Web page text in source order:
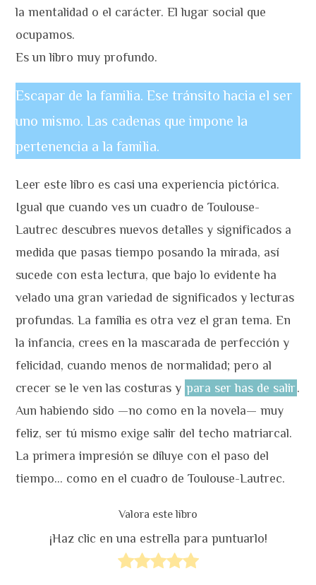
la mentalidad o el carácter. El lugar social que
ocupamos.
Es un libro muy profundo.
Escapar de la familia. Ese tránsito hacia el ser
uno mismo. Las cadenas que impone la
pertenencia a la familia.
Leer este libro es casi una experiencia pictórica.
Igual que cuando ves un cuadro de Toulouse-
Lautrec descubres nuevos detalles y significados a
medida que pasas tiempo posando la mirada, así
sucede con esta lectura, que bajo lo evidente ha
velado una gran variedad de significados y lecturas
profundas. La familia es otra vez el gran tema. En
la infancia, crees en la mascarada de perfección y
felicidad, cuando menos de normalidad; pero al
crecer se le ven las costuras y para ser has de salir.
Aun habiendo sido —no como en la novela— muy
feliz, ser tú mismo exige salir del techo matriarcal.
La primera impresión se diluye con el paso del
tiempo… como en el cuadro de Toulouse-Lautrec.
Valora este libro
¡Haz clic en una estrella para puntuarlo!